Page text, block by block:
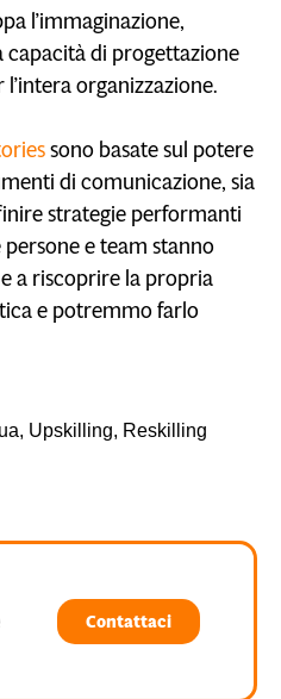
l’immaginazione,
capacità di progettazione
organizzazione.
sono basate sul potere
di comunicazione, sia
strategie performanti
e team stanno
a riscoprire la propria
e potremmo farlo
Contattaci